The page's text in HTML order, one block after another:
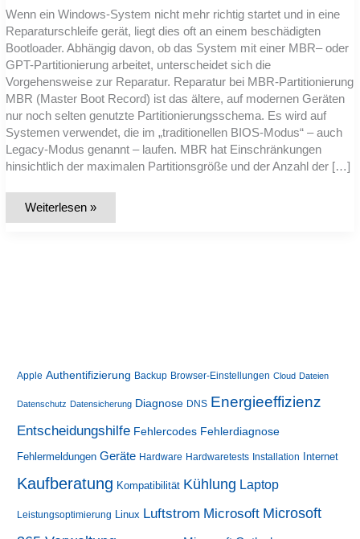
Wenn ein Windows-System nicht mehr richtig startet und in eine
Reparaturschleife gerät, liegt dies oft an einem beschädigten
Bootloader. Abhängig davon, ob das System mit einer MBR– oder
GPT-Partitionierung arbeitet, unterscheidet sich die
Vorgehensweise zur Reparatur. Reparatur bei MBR-Partitionierung
MBR (Master Boot Record) ist das ältere, auf modernen Geräten
nur noch selten genutzte Partitionierungsschema. Es wird auf
Systemen verwendet, die im „traditionellen BIOS-Modus“ – auch
Legacy-Modus genannt – laufen. MBR hat Einschränkungen
hinsichtlich der maximalen Partitionsgröße und der Anzahl der […]
Reparatur
Weiterlesen »
Apple Authentifizierung Backup Browser-Einstellungen Cloud Dateien
Datenschutz Datensicherung Diagnose DNS Energieeffizienz
Entscheidungshilfe Fehlercodes Fehlerdiagnose
Fehlermeldungen Geräte Hardware Hardwaretests Installation Internet
Kaufberatung Kompatibilität Kühlung Laptop
Leistungsoptimierung Linux Luftstrom Microsoft Microsoft